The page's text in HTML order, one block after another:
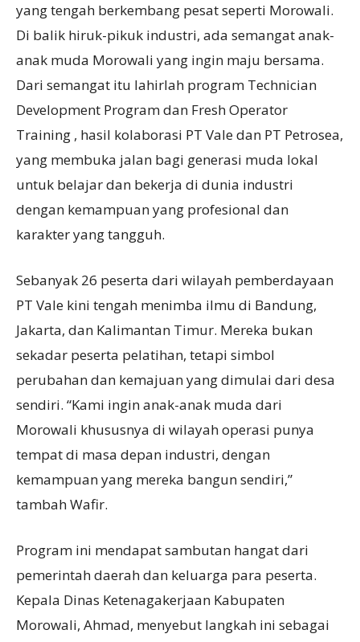
yang tengah berkembang pesat seperti Morowali.
Di balik hiruk-pikuk industri, ada semangat anak-
anak muda Morowali yang ingin maju bersama.
Dari semangat itu lahirlah program Technician
Development Program dan Fresh Operator
Training , hasil kolaborasi PT Vale dan PT Petrosea,
yang membuka jalan bagi generasi muda lokal
untuk belajar dan bekerja di dunia industri
dengan kemampuan yang profesional dan
karakter yang tangguh.
Sebanyak 26 peserta dari wilayah pemberdayaan
PT Vale kini tengah menimba ilmu di Bandung,
Jakarta, dan Kalimantan Timur. Mereka bukan
sekadar peserta pelatihan, tetapi simbol
perubahan dan kemajuan yang dimulai dari desa
sendiri. “Kami ingin anak-anak muda dari
Morowali khususnya di wilayah operasi punya
tempat di masa depan industri, dengan
kemampuan yang mereka bangun sendiri,”
tambah Wafir.
Program ini mendapat sambutan hangat dari
pemerintah daerah dan keluarga para peserta.
Kepala Dinas Ketenagakerjaan Kabupaten
Morowali, Ahmad, menyebut langkah ini sebagai